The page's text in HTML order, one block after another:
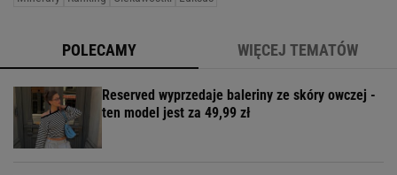
POLECAMY WIĘCEJ TEMATÓW
Reserved wyprzedaje baleriny ze skóry owczej -
ten model jest za 49,99 zł